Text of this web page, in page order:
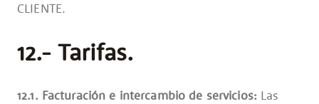
CLIENTE.
12.- Tarifas.
12.1. Facturación e intercambio de servicios: Las